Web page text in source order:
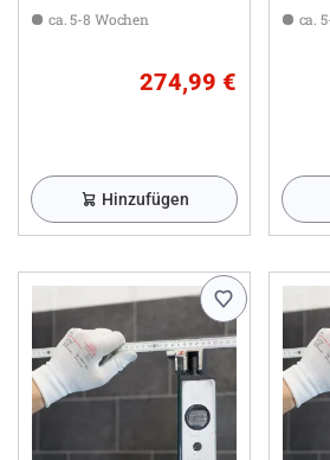
Die angegebenen Abmessungen der
angeben!
Für diesen Artikel wird der Aufmaß-
empfohlen.
Wandleistenbreite von 3,04 cm kann
Verbreiterungsprofil Art.-Nr.:
Bitte separat bestellen.
Herstellerinformationen
HÜPPE GmbH, Industriestraße 3,
DE, hueppe@hueppe.com
ca. 5-8 Wochen
274,99 €
Hinzufügen
ca.